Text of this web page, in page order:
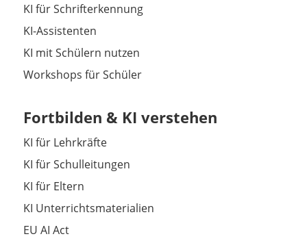
KI für Schrifterkennung
KI-Assistenten
KI mit Schülern nutzen
Workshops für Schüler
Fortbilden & KI verstehen
KI für Lehrkräfte
KI für Schulleitungen
KI für Eltern
KI Unterrichtsmaterialien
EU AI Act